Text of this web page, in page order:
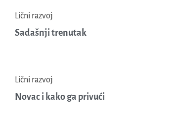
Lični razvoj
Sadašnji trenutak
Lični razvoj
Novac i kako ga privući